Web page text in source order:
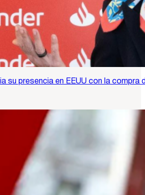
su presencia en EEUU con la compra